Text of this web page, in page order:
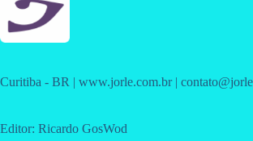
Curitiba - BR | www.jorle.com.br |
Editor: Ricardo GosWod